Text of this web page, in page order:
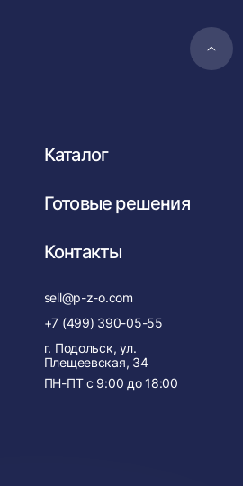
в
Каталог
Готовые решения
Контакты
sell@p-z-o.com
+7 (499) 390-05-55
г. Подольск, ул.
Плещеевская, 34
ПН-ПТ с 9:00 до 18:00